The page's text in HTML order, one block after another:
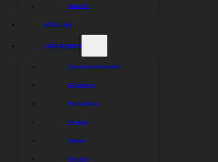
Hitta hit!
VÅRA LAG
FÖRENINGEN
Ungdomsverksamhet
Bli medlem
Bli funktionär
Styrelse
Arenan
Historia